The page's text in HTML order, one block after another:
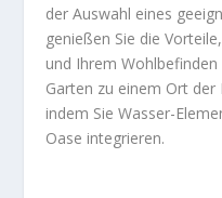
der Auswahl eines
genießen Sie die
und Ihrem
Garten zu einem Ort der
indem Sie Wasser-
Oase integrieren.